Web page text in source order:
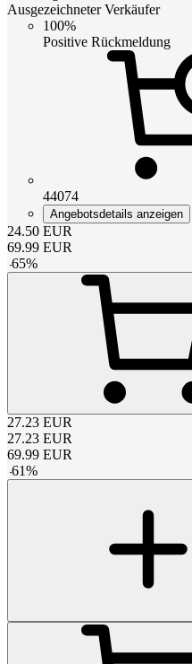
Ausgezeichneter Verkäufer
100%
Positive Rückmeldung
44074
Angebotsdetails anzeigen
24.50 EUR
69.99 EUR
-65%
27.23 EUR
27.23 EUR
69.99 EUR
-61%